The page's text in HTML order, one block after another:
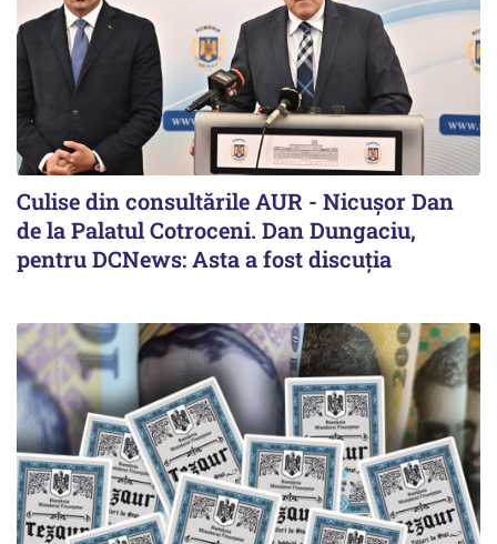
Culise din consultările AUR - Nicușor Dan
de la Palatul Cotroceni. Dan Dungaciu,
pentru DCNews: Asta a fost discuția